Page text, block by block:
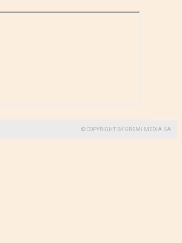
© COPYRIGHT BY GREMI MEDIA SA